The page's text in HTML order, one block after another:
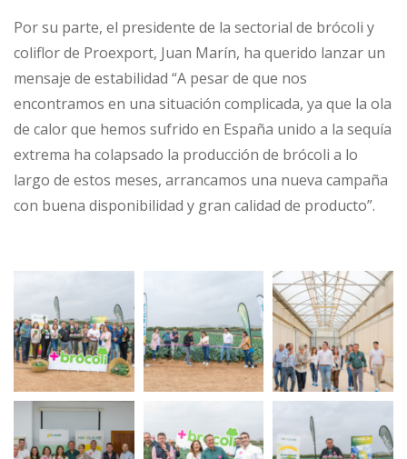
Por su parte, el presidente de la sectorial de brócoli y
coliflor de Proexport, Juan Marín, ha querido lanzar un
mensaje de estabilidad “A pesar de que nos
encontramos en una situación complicada, ya que la ola
de calor que hemos sufrido en España unido a la sequía
extrema ha colapsado la producción de brócoli a lo
largo de estos meses, arrancamos una nueva campaña
con buena disponibilidad y gran calidad de producto”.